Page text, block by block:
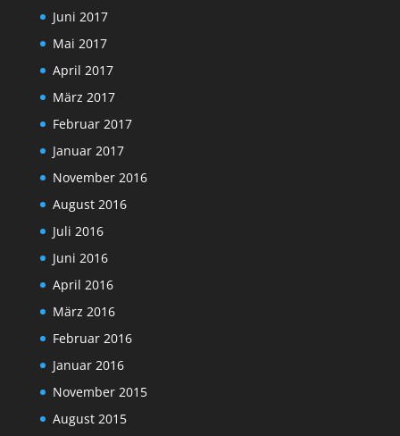
Juni 2017
Mai 2017
April 2017
März 2017
Februar 2017
Januar 2017
November 2016
August 2016
Juli 2016
Juni 2016
April 2016
März 2016
Februar 2016
Januar 2016
November 2015
August 2015